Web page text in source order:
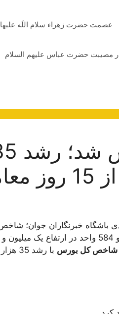
عصمت حضرت زهراء سلام اللَه علیها
مصیبت حضرت عباس علیهم السلام
شاخص کل بورس